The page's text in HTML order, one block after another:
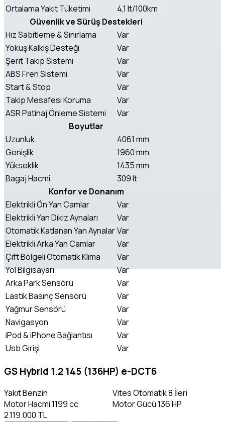
Ortalama Yakıt Tüketimi
4,1 lt/100km
Güvenlik ve Sürüş Destekleri
Hız Sabitleme & Sınırlama
Var
Yokuş Kalkış Desteği
Var
Şerit Takip Sistemi
Var
ABS Fren Sistemi
Var
Start & Stop
Var
Takip Mesafesi Koruma
Var
ASR Patinaj Önleme Sistemi
Var
Boyutlar
Uzunluk
4061 mm
Genişlik
1960 mm
Yükseklik
1435 mm
Bagaj Hacmi
309 lt
Konfor ve Donanım
Elektrikli Ön Yan Camlar
Var
Elektrikli Yan Dikiz Aynaları
Var
Otomatik Katlanan Yan AynalarVar
Elektrikli Arka Yan Camlar
Var
Çift Bölgeli Otomatik Klima
Var
Yol Bilgisayarı
Var
Arka Park Sensörü
Var
Lastik Basınç Sensörü
Var
Yağmur Sensörü
Var
Navigasyon
Var
iPod & iPhone Bağlantısı
Var
Usb Girişi
Var
GS Hybrid 1.2 145 (136HP) e-DCT6
YakıtBenzin VitesOtomatik 8 İleri
Motor Hacmi1199 cc Motor Gücü136 HP
2.119.000 TL